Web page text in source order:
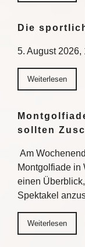
Die
5. August
Weiterlesen
sollten
Am
Montgolfiade in
einen
Spektakel
Weiterlesen